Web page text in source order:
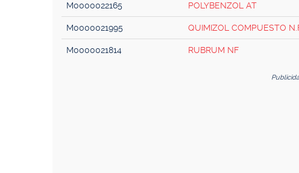
M0000022165 POLYBENZOL AT
M0000021995 QUIMIZOL COMPUESTO
M0000021814 RUBRUM NF